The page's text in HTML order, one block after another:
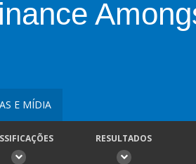
E MÍDIA
RESULTADOS